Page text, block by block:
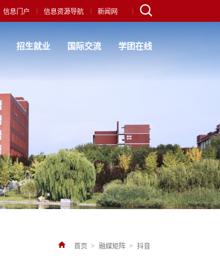
信息门户 信息资源导航 新闻网
招生就业 国际交流 学团在线
首页 > 融媒矩阵 > 抖音